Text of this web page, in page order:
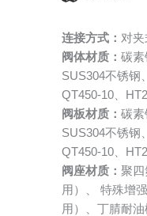
连接方式： 对
阀体材质：碳素
SUS304不锈钢
QT450-10、
阀板材质：碳素
SUS304不锈钢
QT450-10、
阀座材质：聚四
用）、 特殊增
用）、丁腈耐